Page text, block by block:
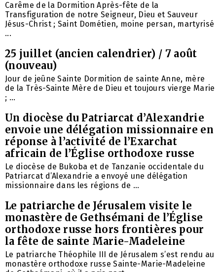
Carême de la Dormition Après-fête de la
Transfiguration de notre Seigneur, Dieu et Sauveur
Jésus-Christ ; Saint Dométien, moine persan, martyrisé
...
25 juillet (ancien calendrier) / 7 août
(nouveau)
Jour de jeûne Sainte Dormition de sainte Anne, mère
de la Très-Sainte Mère de Dieu et toujours vierge Marie
; ...
Un diocèse du Patriarcat d’Alexandrie
envoie une délégation missionnaire en
réponse à l’activité de l’Exarchat
africain de l’Église orthodoxe russe
Le diocèse de Bukoba et de Tanzanie occidentale du
Patriarcat d’Alexandrie a envoyé une délégation
missionnaire dans les régions de ...
Le patriarche de Jérusalem visite le
monastère de Gethsémani de l’Église
orthodoxe russe hors frontières pour
la fête de sainte Marie-Madeleine
Le patriarche Théophile III de Jérusalem s’est rendu au
monastère orthodoxe russe Sainte-Marie-Madeleine